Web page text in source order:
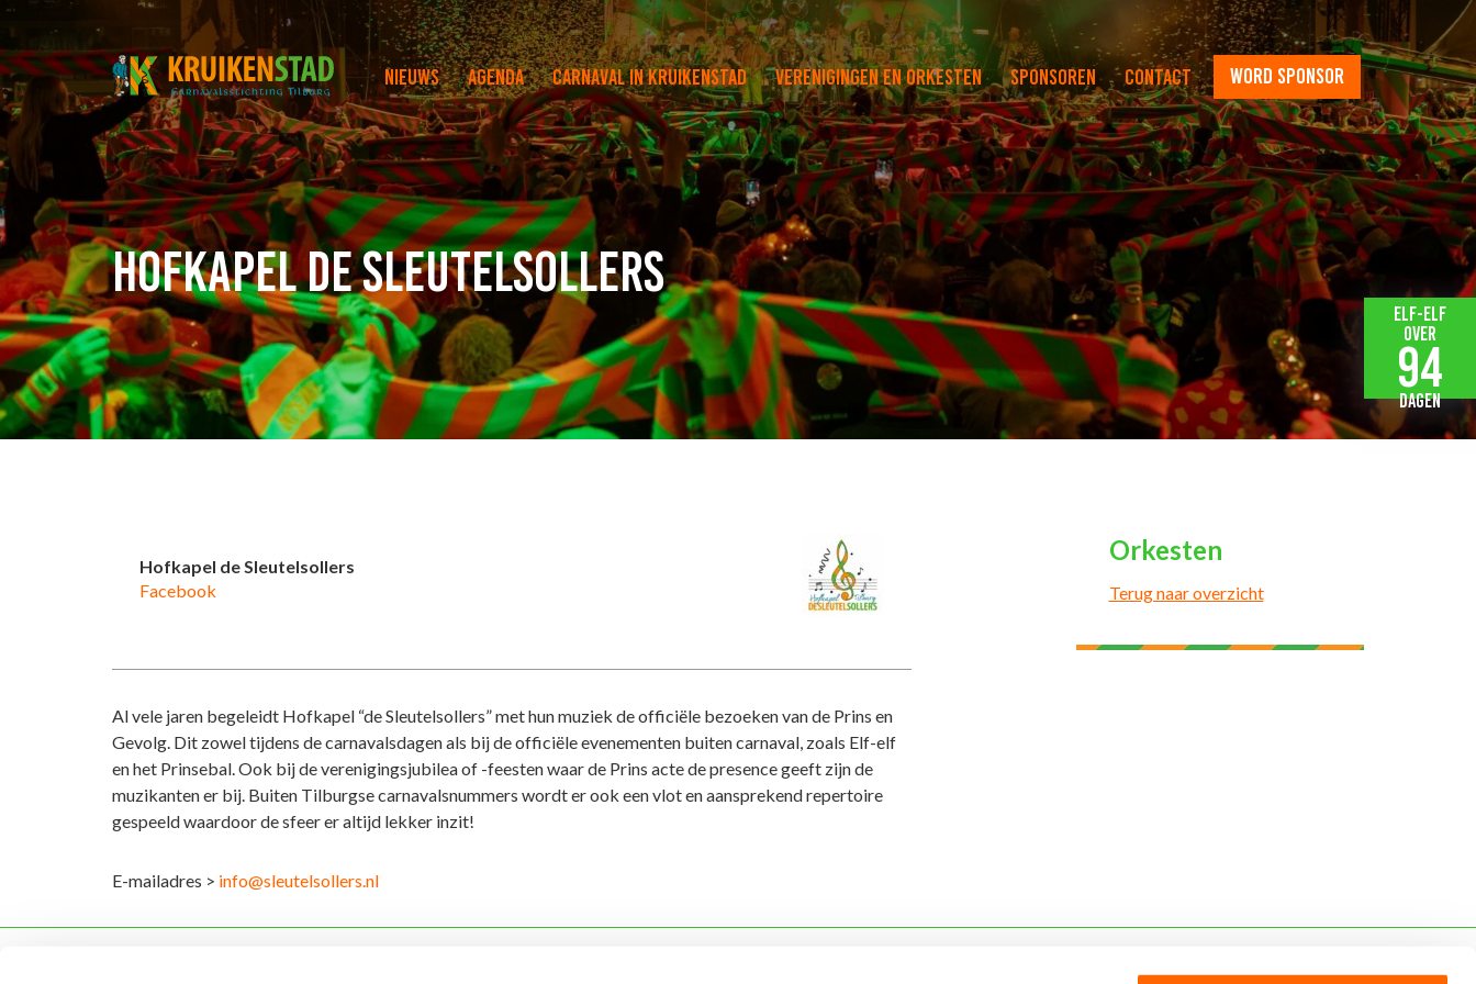
Nieuws Agenda Carnaval in Kruikenstad Verenigingen en orkesten Sponsoren Contact word sponsor
Hofkapel de Sleutelsollers
Hofkapel de Sleutelsollers
Facebook
Al vele jaren begeleidt Hofkapel “de Sleutelsollers” met hun muziek de officiële bezoeken van de Prins en
Gevolg. Dit zowel tijdens de carnavalsdagen als bij de officiële evenementen buiten carnaval, zoals Elf-elf
en het Prinsebal. Ook bij de verenigingsjubilea of -feesten waar de Prins acte de presence geeft zijn de
muzikanten er bij. Buiten Tilburgse carnavalsnummers wordt er ook een vlot en aansprekend repertoire
gespeeld waardoor de sfeer er altijd lekker inzit!
E-mailadres > info@sleutelsollers.nl
Orkesten
Terug naar overzicht
Elf-elf
over
94
dagen
Steun Kruikenstad